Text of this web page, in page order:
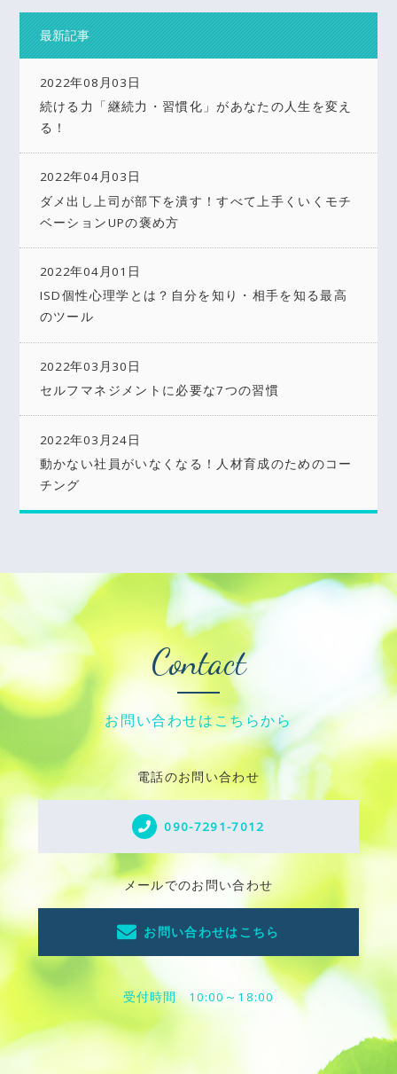
最新記事
2022年08月03日
続ける力「継続力・習慣化」があなたの人生を変え
る！
2022年04月03日
ダメ出し上司が部下を潰す！すべて上手くいくモチ
ベーションUPの褒め方
2022年04月01日
ISD個性心理学とは？自分を知り・相手を知る最高
のツール
2022年03月30日
セルフマネジメントに必要な7つの習慣
2022年03月24日
動かない社員がいなくなる！人材育成のためのコー
チング
Contact
お問い合わせはこちらから
電話のお問い合わせ
090-7291-7012
メールでのお問い合わせ
お問い合わせはこちら
受付時間 10:00～18:00